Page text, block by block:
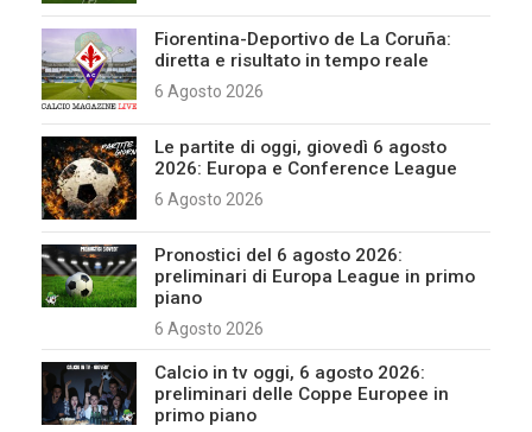
Fiorentina-Deportivo de La Coruña:
diretta e risultato in tempo reale
6 Agosto 2026
Le partite di oggi, giovedì 6 agosto
2026: Europa e Conference League
6 Agosto 2026
Pronostici del 6 agosto 2026:
preliminari di Europa League in primo
piano
6 Agosto 2026
Calcio in tv oggi, 6 agosto 2026:
preliminari delle Coppe Europee in
primo piano